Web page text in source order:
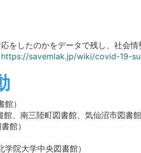
をしたのかをデータで残し、社会情
https://savemlak.jp/wiki/covid-19-
）
、南三陸町図書館、気仙沼市図書館
館）
院大学中央図書館）